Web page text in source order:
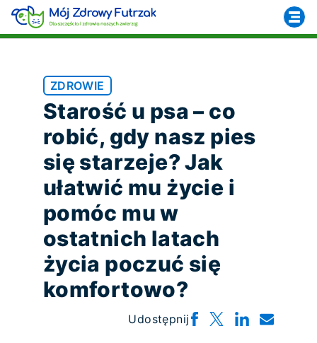
ZDROWIE
Starość u psa – co
robić, gdy nasz pies
się starzeje? Jak
ułatwić mu życie i
pomóc mu w
ostatnich latach
życia poczuć się
komfortowo?
Udostępnij